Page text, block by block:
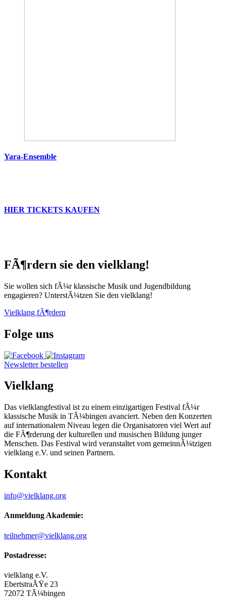
Yara-Ensemble
HIER TICKETS KAUFEN
FÃ¶rdern sie den vielklang!
Sie wollen sich fÃ¼r klassische Musik und Jugendbildung
engagieren? UnterstÃ¼tzen Sie den vielklang!
Vielklang fÃ¶rdern
Folge uns
Newsletter bestellen
Vielklang
Das vielklangfestival ist zu einem einzigartigen Festival fÃ¼r
klassische Musik in TÃ¼bingen avanciert. Neben den Konzerten
auf internationalem Niveau legen die Organisatoren viel Wert auf
die FÃ¶rderung der kulturellen und musischen Bildung junger
Menschen. Das Festival wird veranstaltet vom gemeinnÃ¼tzigen
vielklang e.V. und seinen Partnern.
Kontakt
info@vielklang.org
Anmeldung Akademie:
teilnehmer@vielklang.org
Postadresse:
vielklang e.V.
EbertstraÃŸe 23
72072 TÃ¼bingen